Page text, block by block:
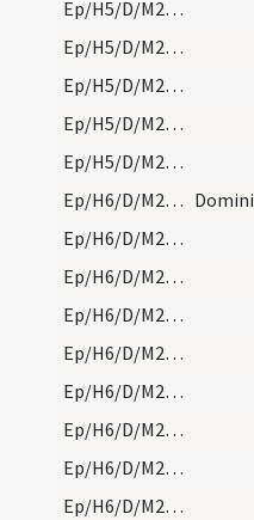
Ep/H5/D/M2/Mass Propers
Ep/H5/D/M2/Mass Propers
Ep/H5/D/M2/Mass Propers
Ep/H5/D/M2/Mass Propers
Ep/H5/D/M2/Mass Propers
Ep/H6/D/M2/Mass Propers
Ep/H6/D/M2/Mass Propers
Ep/H6/D/M2/Mass Propers
Ep/H6/D/M2/Mass Propers
Ep/H6/D/M2/Mass Propers
Ep/H6/D/M2/Mass Propers
Ep/H6/D/M2/Mass Propers
Ep/H6/D/M2/Mass Propers
Ep/H6/D/M2/Mass Propers